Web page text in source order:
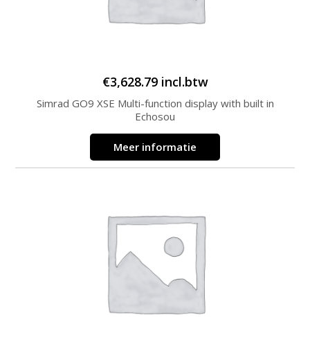
€3,628.79 incl.btw
Simrad GO9 XSE Multi-function display with built in
Echosou
Meer informatie